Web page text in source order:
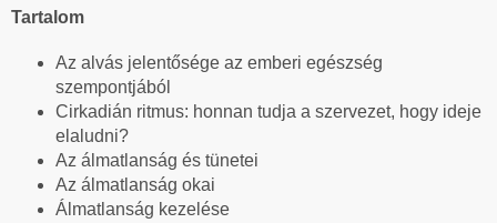
Tartalom
Az alvás jelentősége az emberi egészség
szempontjából
Cirkadián ritmus: honnan tudja a szervezet, hogy ideje
elaludni?
Az álmatlanság és tünetei
Az álmatlanság okai
Álmatlanság kezelése